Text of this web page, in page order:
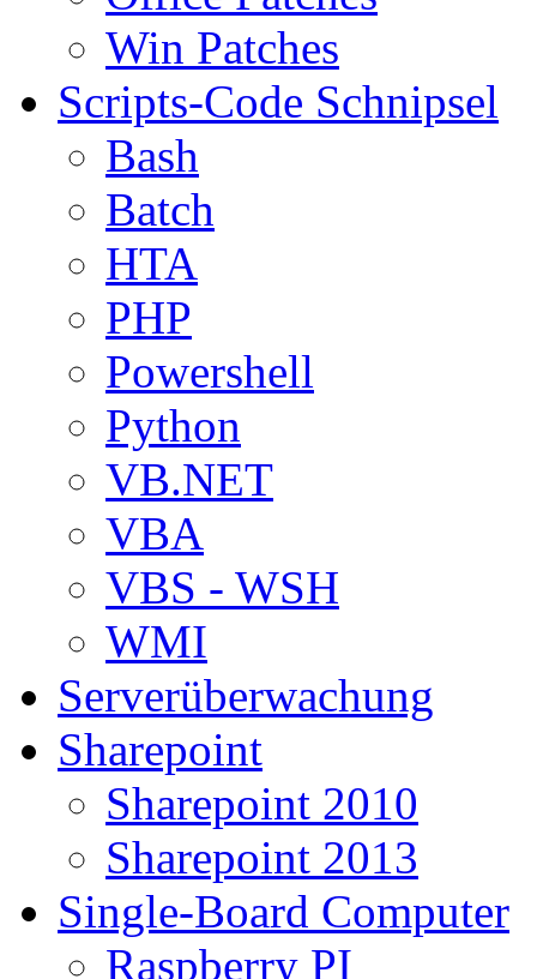
Win Patches
Scripts-Code Schnipsel
Bash
Batch
HTA
PHP
Powershell
Python
VB.NET
VBA
VBS - WSH
WMI
Serverüberwachung
Sharepoint
Sharepoint 2010
Sharepoint 2013
Single-Board Computer
Raspberry PI